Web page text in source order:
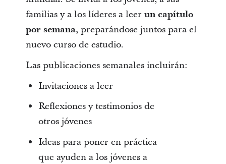
familias y a los líderes a leer un capítulo
por semana, preparándose juntos para el
nuevo curso de estudio.
Las publicaciones semanales incluirán:
Invitaciones a leer
Reflexiones y testimonios de
otros jóvenes
Ideas para poner en práctica
que ayuden a los jóvenes a